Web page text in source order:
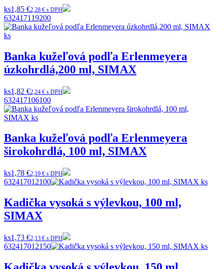
ks1,85 €2,28 € s DPH
632417119200
Banka kužeľová podľa Erlenmeyera
úzkohrdlá,200 ml, SIMAX
ks1,82 €2,24 € s DPH
632417106100
Banka kužeľová podľa Erlenmeyera
širokohrdlá, 100 ml, SIMAX
ks1,78 €2,19 € s DPH
632417012100
Kadička vysoká s výlevkou, 100 ml,
SIMAX
ks1,73 €2,13 € s DPH
632417012150